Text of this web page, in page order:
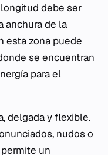
debe ser
anchura de la
esta zona puede
se encuentran
para el
delgada y flexible.
nudos o
un